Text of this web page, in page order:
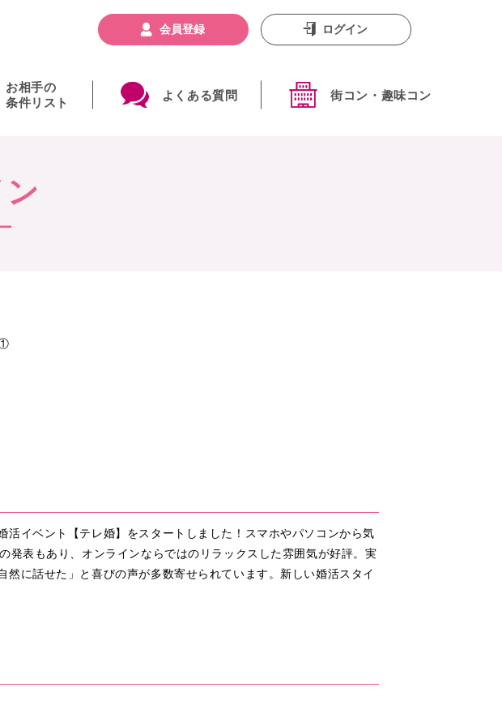
お相手の
条件リスト
よくある質問 街コン・趣味コン
会員登録 ログイン
活イベント【テレ婚】をスタートしました！スマホやパソコンから気
表もあり、オンラインならではのリラックスした雰囲気が好評。実
に話せた」と喜びの声が多数寄せられています。新しい婚活スタイ